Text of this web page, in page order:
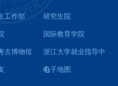
工作部 研究生院
国际教育学院
古博物馆 浙江大学就业指导中
心
电子地图